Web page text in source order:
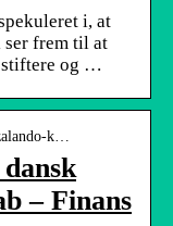
i, at
frem til at
stiftere og …
k…
– Finans